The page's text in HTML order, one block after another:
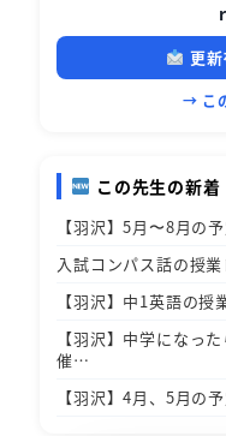
更
→ こ
この先生の新着
【羽沢】5月〜8月の
入試コンパス話の授
【羽沢】中1英語の
【羽沢】中学になっ
催…
【羽沢】4月、5月の